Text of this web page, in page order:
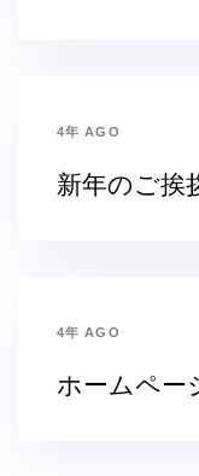
4年 AGO
新年のご挨
4年 AGO
ホームペー